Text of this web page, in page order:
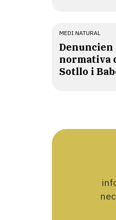
MEDI NATURAL
normativa
Sotllo i